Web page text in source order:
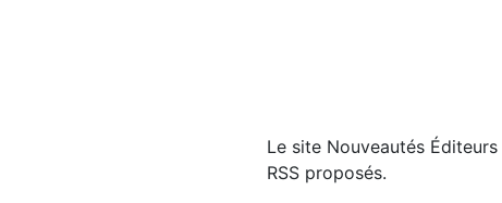
Le site Nouveautés Éditeurs
RSS proposés.